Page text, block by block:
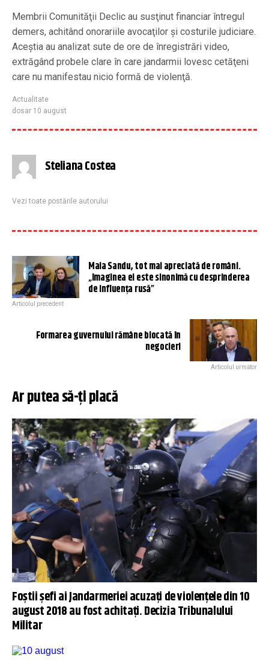
Membrii Comunităţii Declic au susţinut financiar întregul
demers, achitând onorariile avocaţilor şi costurile judiciare.
Aceştia au analizat sute de ore de înregistrări video,
extrăgând probele clare în care jandarmii lovesc cetăţeni
care nu manifestau nicio formă de violenţă.
Actualitate
dosar 10 august
Steliana Costea
Vezi toate postările autorului
Maia Sandu, tot mai apreciată de români.
„Imaginea ei este sinonimă cu desprinderea
de influența rusă”
Articolul precedent
Formarea guvernului rămâne blocată în
negocieri
Articolul următor
Ar putea să-ți placă
Foștii șefi ai Jandarmeriei acuzați de violențele din 10
august 2018 au fost achitați. Decizia Tribunalului
Militar